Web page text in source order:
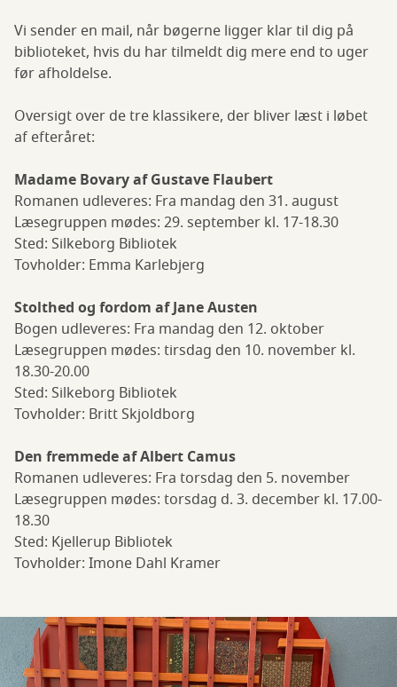
Vi sender en mail, når bøgerne ligger klar til dig på
biblioteket, hvis du har tilmeldt dig mere end to uger
før afholdelse.
Oversigt over de tre klassikere, der bliver læst i løbet
af efteråret:
Madame Bovary af Gustave Flaubert
Romanen udleveres: Fra mandag den 31. august
Læsegruppen mødes: 29. september kl. 17-18.30
Sted: Silkeborg Bibliotek
Tovholder: Emma Karlebjerg
Stolthed og fordom af Jane Austen
Bogen udleveres: Fra mandag den 12. oktober
Læsegruppen mødes: tirsdag den 10. november kl.
18.30-20.00
Sted: Silkeborg Bibliotek
Tovholder: Britt Skjoldborg
Den fremmede af Albert Camus
Romanen udleveres: Fra torsdag den 5. november
Læsegruppen mødes: torsdag d. 3. december kl. 17.00-
18.30
Sted: Kjellerup Bibliotek
Tovholder: Imone Dahl Kramer